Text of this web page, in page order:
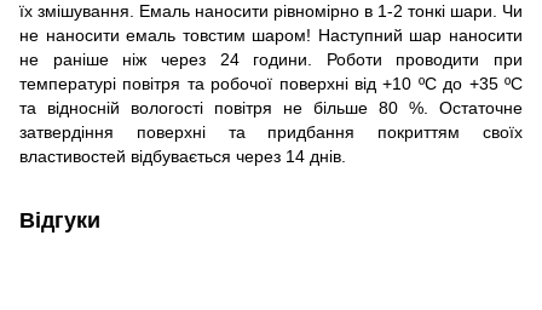
їх змішування. Емаль наносити рівномірно в 1-2 тонкі шари. Чи
не наносити емаль товстим шаром! Наступний шар наносити
не раніше ніж через 24 години. Роботи проводити при
температурі повітря та робочої поверхні від +10 ºС до +35 ºС
та відносній вологості повітря не більше 80 %. Остаточне
затвердіння поверхні та придбання покриттям своїх
властивостей відбувається через 14 днів.
Відгуки